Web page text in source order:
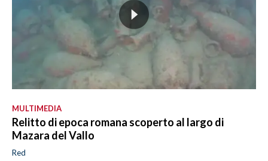
MULTIMEDIA
Relitto di epoca romana scoperto al largo di
Mazara del Vallo
Red